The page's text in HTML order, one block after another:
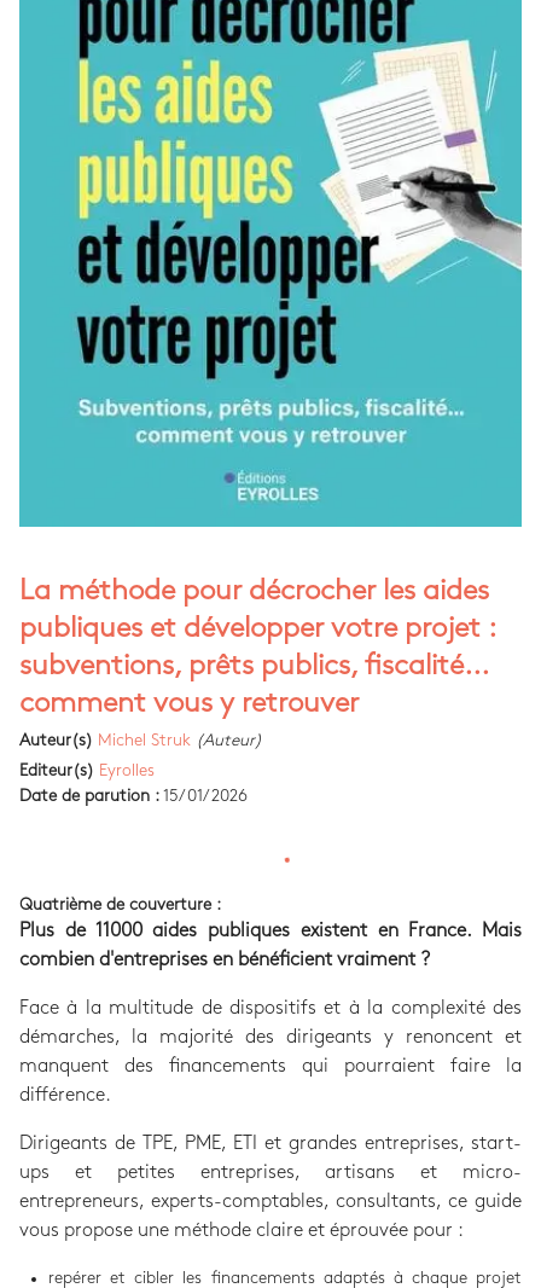
La méthode pour décrocher les aides
publiques et développer votre projet :
subventions, prêts publics, fiscalité...
comment vous y retrouver
Auteur(s) Michel Struk (Auteur)
Editeur(s) Eyrolles
Date de parution : 15/01/2026
Quatrième de couverture :
Plus de 11000 aides publiques existent en France. Mais
combien d'entreprises en bénéficient vraiment ?
Face à la multitude de dispositifs et à la complexité des
démarches, la majorité des dirigeants y renoncent et
manquent des financements qui pourraient faire la
différence.
Dirigeants de TPE, PME, ETI et grandes entreprises, start-
ups et petites entreprises, artisans et micro-
entrepreneurs, experts-comptables, consultants, ce guide
vous propose une méthode claire et éprouvée pour :
repérer et cibler les financements adaptés à chaque projet